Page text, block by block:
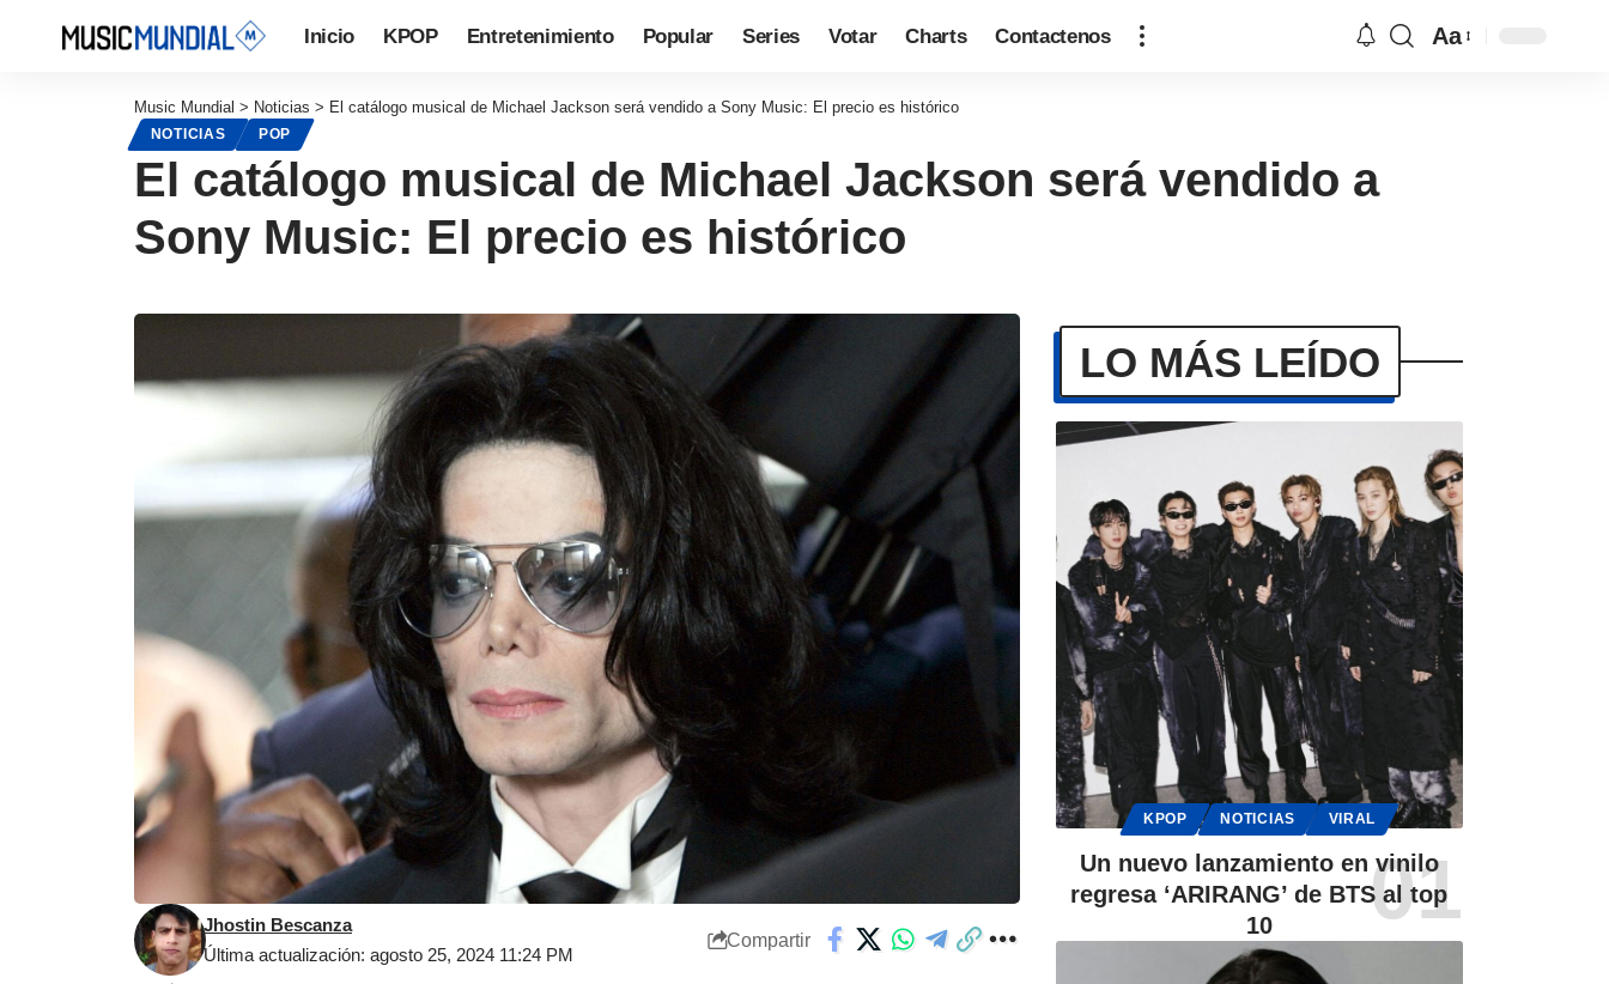
Inicio KPOP Entretenimiento Popular Series Votar Charts Contactenos Aa
Music Mundial > Noticias > El catálogo musical de Michael Jackson será vendido a Sony Music: El precio es histórico
NOTICIAS POP
El catálogo musical de Michael Jackson será vendido a
Sony Music: El precio es histórico
Última actualización: agosto 25, 2024 11:24 PM
Jhostin Bescanza
Compartir
LO MÁS LEÍDO
KPOP NOTICIAS VIRAL
Un nuevo lanzamiento en vinilo
regresa ‘ARIRANG’ de BTS al top
10